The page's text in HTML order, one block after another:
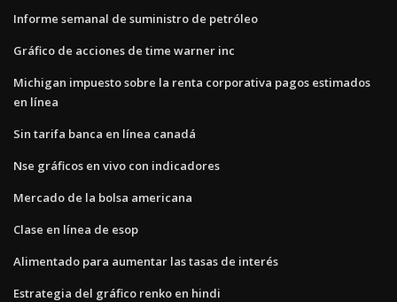
Informe semanal de suministro de petróleo
Gráfico de acciones de time warner inc
Michigan impuesto sobre la renta corporativa pagos estimados
en línea
Sin tarifa banca en línea canadá
Nse gráficos en vivo con indicadores
Mercado de la bolsa americana
Clase en línea de esop
Alimentado para aumentar las tasas de interés
Estrategia del gráfico renko en hindi